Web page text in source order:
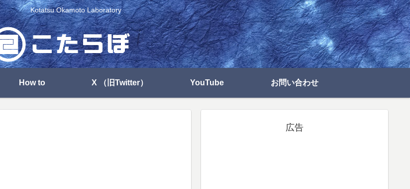
Kotatsu Okamoto Laboratory
How to X （旧Twitter） YouTube お問い合わせ
広告